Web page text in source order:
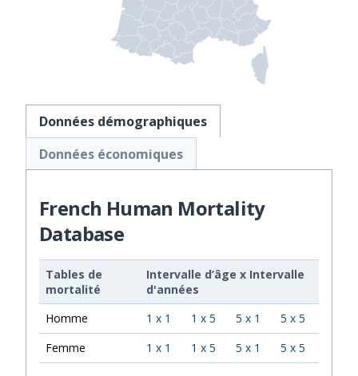
Données démographiques
Données économiques
French Human Mortality
Database
Tables de
mortalité
Intervalle d’âge x Intervalle
d'années
Homme
1 x 1 1 x 5 5 x 1
5 x 5
Femme
1 x 1 1 x 5 5 x 1 5 x 5